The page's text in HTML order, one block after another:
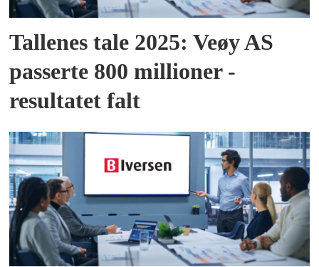
Tallenes tale 2025: Veøy AS
passerte 800 millioner -
resultatet falt